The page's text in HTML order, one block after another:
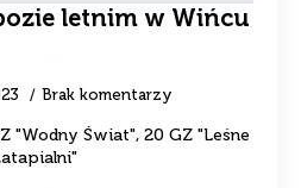
letnim w Wińcu
Brak komentarzy
"Wodny Świat", 20 GZ "Leśne